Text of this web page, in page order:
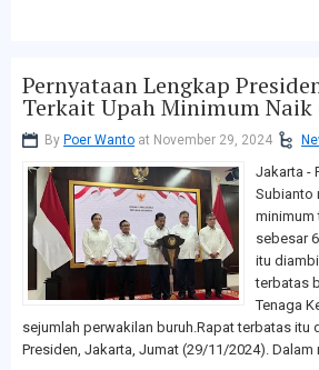
Pernyataan Lengkap
Terkait Upah Minimum Naik
By Poer Wanto at November 29, 2024
Jakarta -
Subianto
minimum
sebesar
itu
terbatas
Tenaga
sejumlah perwakilan buruh.Rapat terbatas itu
Presiden, Jakarta, Jumat (29/11/2024). Dalam